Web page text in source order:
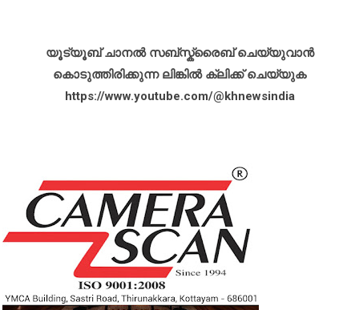
യൂട്യൂബ് ചാനൽ സബ്സ്ക്രൈബ് ചെയ്യുവാൻ
കൊടുത്തിരിക്കുന്ന ലിങ്കിൽ ക്ലിക്ക് ചെയ്യുക
https://www.youtube.com/@khnewsindia